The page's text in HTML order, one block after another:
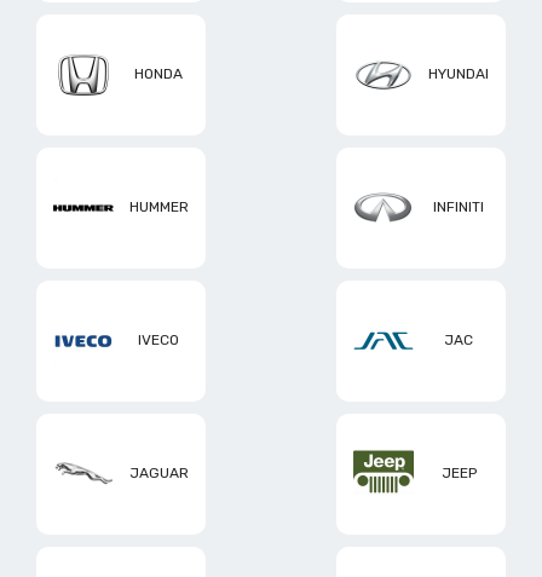
HONDA HYUNDAI
HUMMER INFINITI
IVECO JAC
JAGUAR JEEP